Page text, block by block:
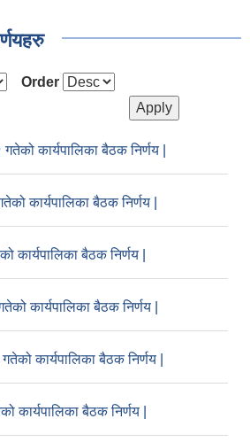
Order
कार्यपालिका बैठक निर्णय |
कार्यपालिका बैठक निर्णय |
कार्यपालिका बैठक निर्णय |
कार्यपालिका बैठक निर्णय |
कार्यपालिका बैठक निर्णय |
कार्यपालिका बैठक निर्णय |